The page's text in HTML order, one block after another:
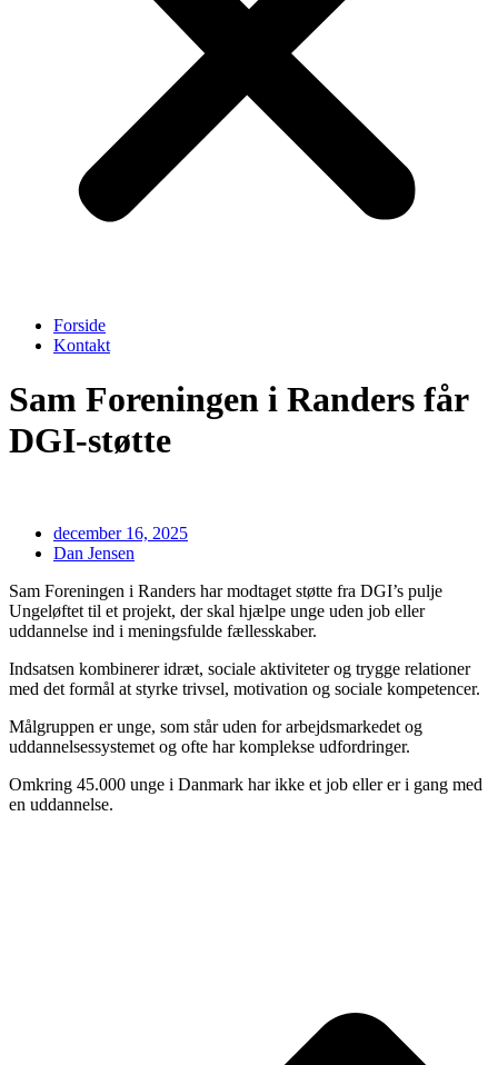
Forside
Kontakt
Sam Foreningen i Randers får
DGI-støtte
december 16, 2025
Dan Jensen
Sam Foreningen i Randers har modtaget støtte fra DGI’s pulje
Ungeløftet til et projekt, der skal hjælpe unge uden job eller
uddannelse ind i meningsfulde fællesskaber.
Indsatsen kombinerer idræt, sociale aktiviteter og trygge relationer
med det formål at styrke trivsel, motivation og sociale kompetencer.
Målgruppen er unge, som står uden for arbejdsmarkedet og
uddannelsessystemet og ofte har komplekse udfordringer.
Omkring 45.000 unge i Danmark har ikke et job eller er i gang med
en uddannelse.